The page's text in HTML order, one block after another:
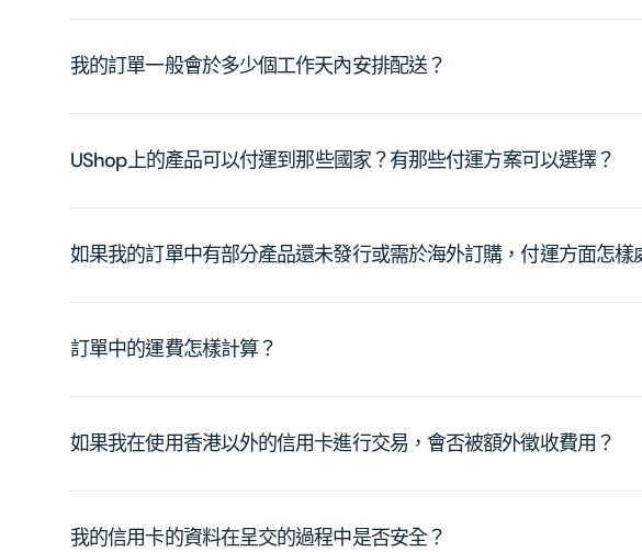
我的訂單一般會於多少個工作天內安排配送？
UShop上的產品可以付運到那些國家？有那些付運方案可以選擇？
如果我的訂單中有部分產品還未發行或需於海外訂購，付運方面怎樣
訂單中的運費怎樣計算？
如果我在使用香港以外的信用卡進行交易，會否被額外徵收費用？
我的信用卡的資料在呈交的過程中是否安全？